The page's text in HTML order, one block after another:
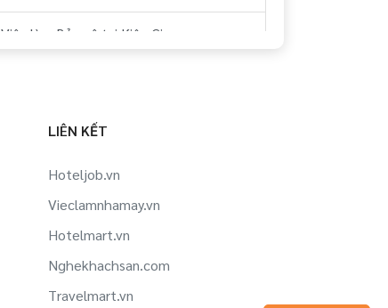
Việc làm Bảo vệ tại Kiên Giang
Việc làm Kho vải tại Kiên Giang
Việc làm Vệ sinh công cộng tại Kiên
Việc làm Làm vườn tại Kiên Giang
LIÊN KẾT
Hoteljob.vn
Vieclamnhamay.vn
Hotelmart.vn
Nghekhachsan.com
Travelmart.vn